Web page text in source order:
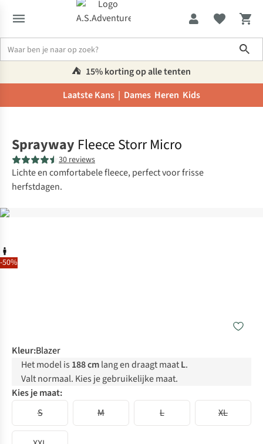
⛺️ 15% korting op alle tenten
Laatste Kans | Dames Heren Kids
-50%
Sprayway Fleece Storr Micro
30 reviews
Lichte en comfortabele fleece, perfect voor frisse
herfstdagen.
Kleur:Blazer
Het model is 188 cmlang en draagt maatL.
Valt normaal. Kies je gebruikelijke maat.
Kies je maat:
S
M L XL